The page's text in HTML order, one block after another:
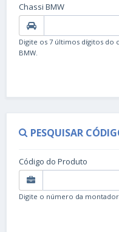
Chassi BMW
Digite os 7 últimos dígitos do
BMW.
PESQUISAR
Código do Produto
Digite o número da